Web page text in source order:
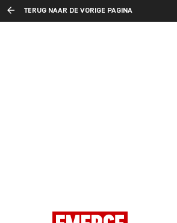
TERUG NAAR DE VORIGE PAGINA